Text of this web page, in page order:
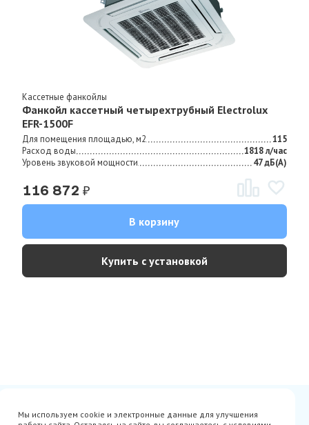
Кассетные фанкойлы
Фанкойл кассетный четырехтрубный Electrolux
EFR-1500F
Для помещения площадью, м2
115
Расход воды
1818 л/час
Уровень звуковой мощности
47 дБ(А)
116 872 ₽
В корзину
Купить с установкой
Avito
Мы используем cookie и электронные данные для улучшения